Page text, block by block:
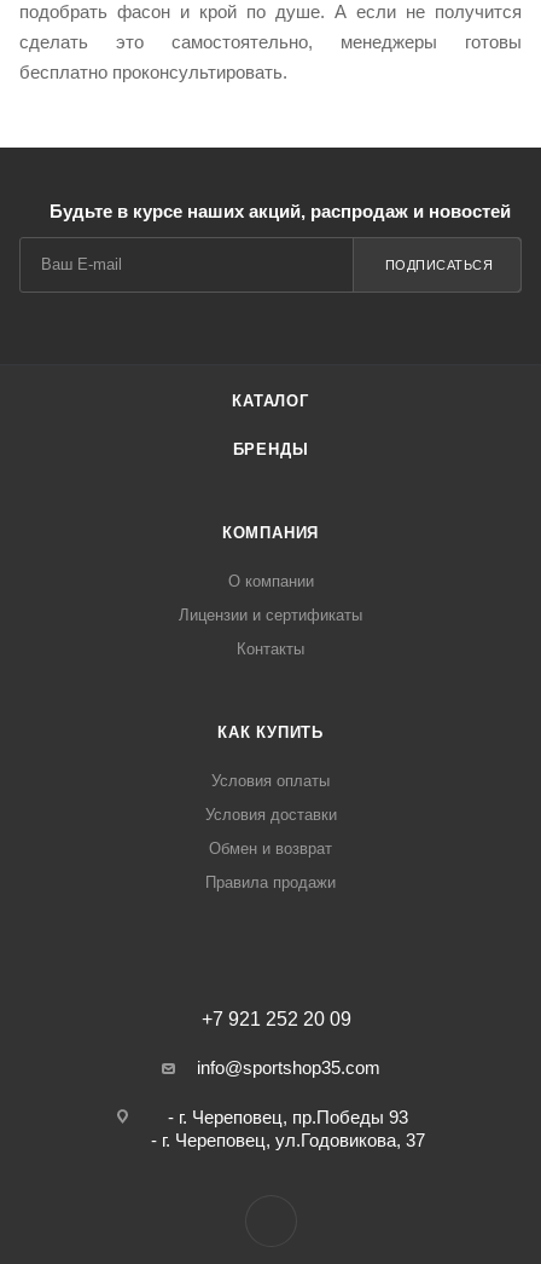
подобрать фасон и крой по душе. А если не получится
сделать это самостоятельно, менеджеры готовы
бесплатно проконсультировать.
Будьте в курсе наших акций, распродаж и новостей
ПОДПИСАТЬСЯ
КАТАЛОГ
БРЕНДЫ
КОМПАНИЯ
О компании
Лицензии и сертификаты
Контакты
КАК КУПИТЬ
Условия оплаты
Условия доставки
Обмен и возврат
Правила продажи
+7 921 252 20 09
info@sportshop35.com
- г. Череповец, пр.Победы 93
- г. Череповец, ул.Годовикова, 37